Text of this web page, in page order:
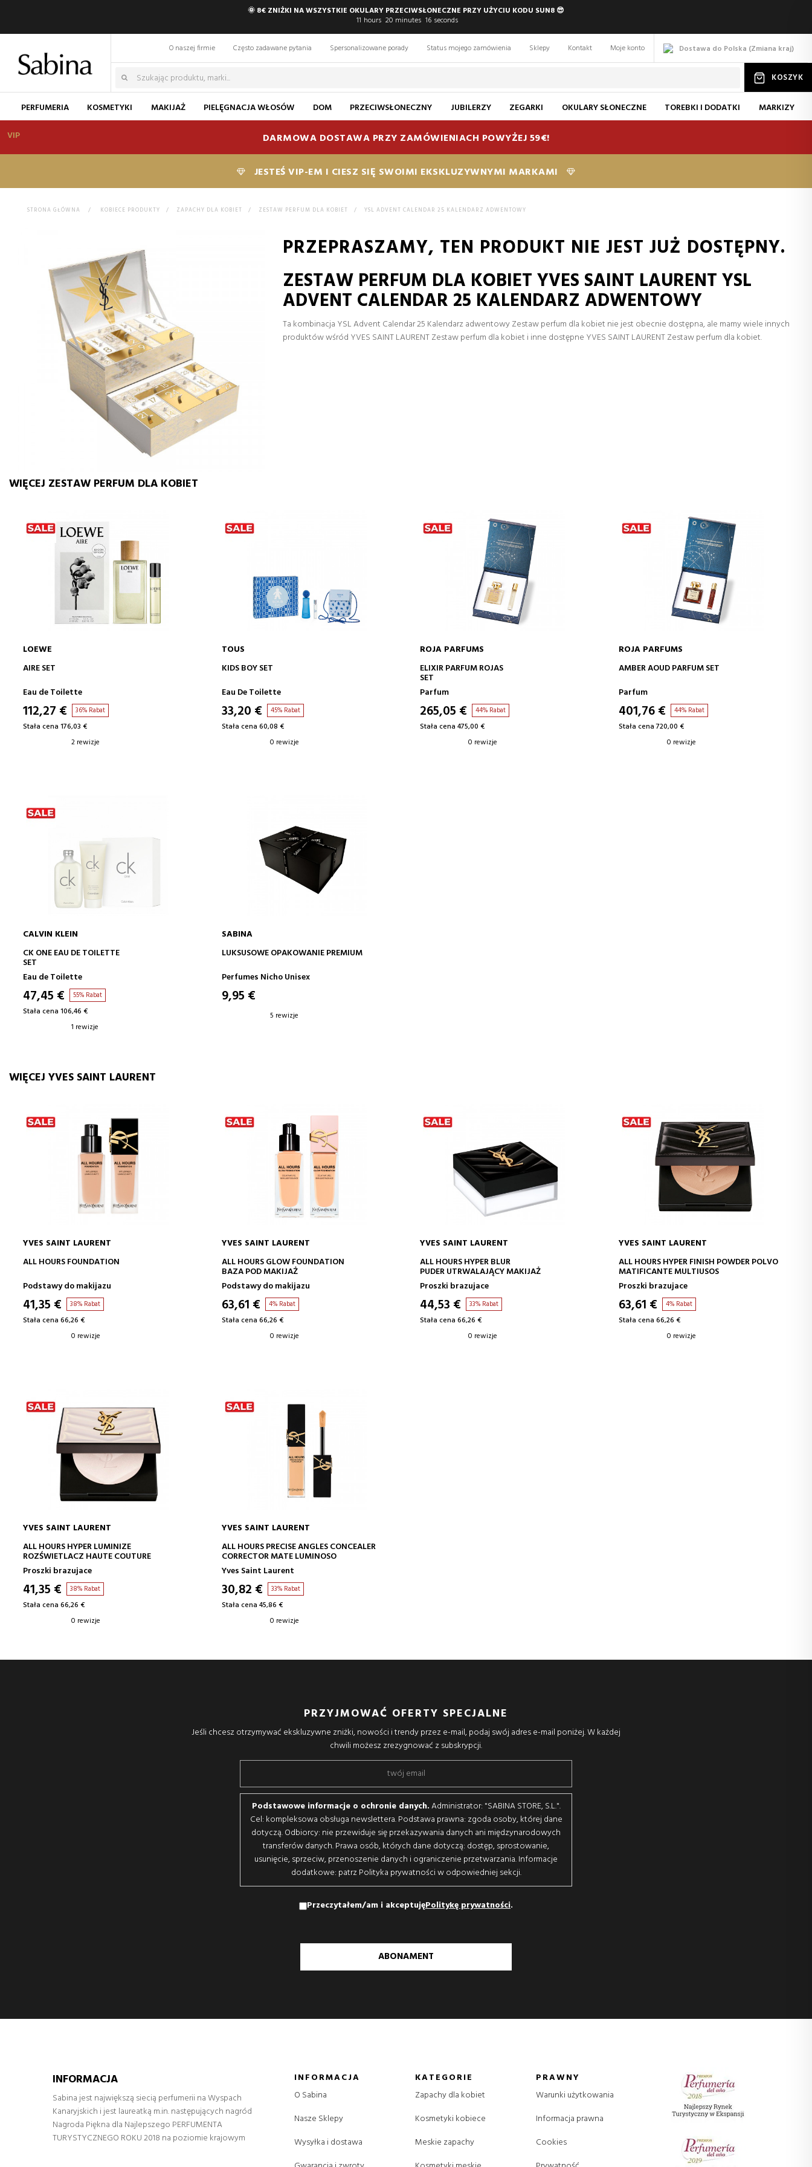
🌞 8€ ZNIŻKI NA WSZYSTKIE OKULARY PRZECIWSŁONECZNE PRZY UŻYCIU KODU SUN8 😎
11 hours 20 minutes 15 seconds
Dostawa do Polska (Zmiana kraj)
O naszej firmie Często zadawane pytania Spersonalizowane porady Status mojego zamówienia Sklepy Kontakt Moje konto
KOSZYK
PERFUMERIA KOSMETYKI MAKIJAŻ PIELĘGNACJA WŁOSÓW DOM PRZECIWSŁONECZNY JUBILERZY ZEGARKI OKULARY SŁONECZNE TOREBKI I DODATKI
MARKIZY
VIP
DARMOWA DOSTAWA PRZY ZAMÓWIENIACH POWYŻEJ 59€!
JESTEŚ VIP-EM I CIESZ SIĘ SWOIMI EKSKLUZYWNYMI MARKAMI
STRONA GŁÓWNA > KOBIECE PRODUKTY > ZAPACHY DLA KOBIET > ZESTAW PERFUM DLA KOBIET > YSL ADVENT CALENDAR 25 KALENDARZ ADWENTOWY
PRZEPRASZAMY, TEN PRODUKT NIE JEST JUŻ DOSTĘPNY.
ZESTAW PERFUM DLA KOBIET YVES SAINT LAURENT YSL
ADVENT CALENDAR 25 KALENDARZ ADWENTOWY
Ta kombinacja YSL Advent Calendar 25 Kalendarz adwentowy Zestaw perfum dla kobiet nie jest obecnie dostępna, ale mamy wiele innych
produktów wśród YVES SAINT LAURENT Zestaw perfum dla kobiet i inne dostępne YVES SAINT LAURENT Zestaw perfum dla kobiet.
WIĘCEJ ZESTAW PERFUM DLA KOBIET
LOEWE
AIRE SET
Eau de Toilette
112,27 € 36% Rabat
Stała cena 176,03 €
2 rewizje
DODAJ DO KOSZYKA
TOUS
KIDS BOY SET
Eau De Toilette
33,20 € 45% Rabat
Stała cena 60,08 €
0 rewizje
DODAJ DO KOSZYKA
ROJA PARFUMS
ELIXIR PARFUM ROJAS
SET
Parfum
265,05 € 44% Rabat
Stała cena 475,00 €
0 rewizje
DODAJ DO KOSZYKA
ROJA PARFUMS
AMBER AOUD PARFUM SET
Parfum
401,76 € 44% Rabat
Stała cena 720,00 €
0 rewizje
DODAJ DO KOSZYKA
CALVIN KLEIN
CK ONE EAU DE TOILETTE
SET
Eau de Toilette
47,45 € 55% Rabat
Stała cena 106,46 €
1 rewizje
DODAJ DO KOSZYKA
SABINA
LUKSUSOWE OPAKOWANIE PREMIUM
Perfumes Nicho Unisex
9,95 €
5 rewizje
WIĘCEJ YVES SAINT LAURENT
DODAJ DO KOSZYKA
YVES SAINT LAURENT
ALL HOURS FOUNDATION
Podstawy do makijazu
41,35 € 38% Rabat
Stała cena 66,26 €
0 rewizje
DODAJ DO KOSZYKA
YVES SAINT LAURENT
ALL HOURS GLOW FOUNDATION
BAZA POD MAKIJAŻ
Podstawy do makijazu
63,61 € 4% Rabat
Stała cena 66,26 €
0 rewizje
DODAJ DO KOSZYKA
YVES SAINT LAURENT
ALL HOURS HYPER BLUR
PUDER UTRWALAJĄCY MAKIJAŻ
Proszki brazujace
44,53 € 33% Rabat
Stała cena 66,26 €
0 rewizje
DODAJ DO KOSZYKA
YVES SAINT LAURENT
ALL HOURS HYPER FINISH POWDER POLVO
MATIFICANTE MULTIUSOS
Proszki brazujace
63,61 € 4% Rabat
Stała cena 66,26 €
0 rewizje
DODAJ DO KOSZYKA
YVES SAINT LAURENT
ALL HOURS HYPER LUMINIZE
ROZŚWIETLACZ HAUTE COUTURE
Proszki brazujace
41,35 € 38% Rabat
Stała cena 66,26 €
0 rewizje
DODAJ DO KOSZYKA
YVES SAINT LAURENT
ALL HOURS PRECISE ANGLES CONCEALER
CORRECTOR MATE LUMINOSO
Yves Saint Laurent
30,82 € 33% Rabat
Stała cena 45,86 €
0 rewizje
PRZYJMOWAĆ OFERTY SPECJALNE
Jeśli chcesz otrzymywać ekskluzywne zniżki, nowości i trendy przez e-mail, podaj swój adres e-mail poniżej. W każdej
chwili możesz zrezygnować z subskrypcji.
Podstawowe informacje o ochronie danych.Administrator: "SABINA STORE, S.L.".
Cel: kompleksowa obsługa newslettera. Podstawa prawna: zgoda osoby, której dane
dotyczą. Odbiorcy: nie przewiduje się przekazywania danych ani międzynarodowych
transferów danych. Prawa osób, których dane dotyczą: dostęp, sprostowanie,
usunięcie, sprzeciw, przenoszenie danych i ograniczenie przetwarzania. Informacje
dodatkowe: patrz Polityka prywatności w odpowiedniej sekcji.
Przeczytałem/am i akceptujęPolitykę prywatności.
ABONAMENT
INFORMACJA
Sabina jest największą siecią perfumerii na Wyspach
Kanaryjskich i jest laureatką m.in. następujących nagród
Nagroda Piękna dla Najlepszego PERFUMENTA
TURYSTYCZNEGO ROKU 2018 na poziomie krajowym
INFORMACJA
O Sabina
Nasze Sklepy
Wysyłka i dostawa
KATEGORIE
Zapachy dla kobiet
Kosmetyki kobiece
Meskie zapachy
PRAWNY
Warunki użytkowania
Informacja prawna
Cookies